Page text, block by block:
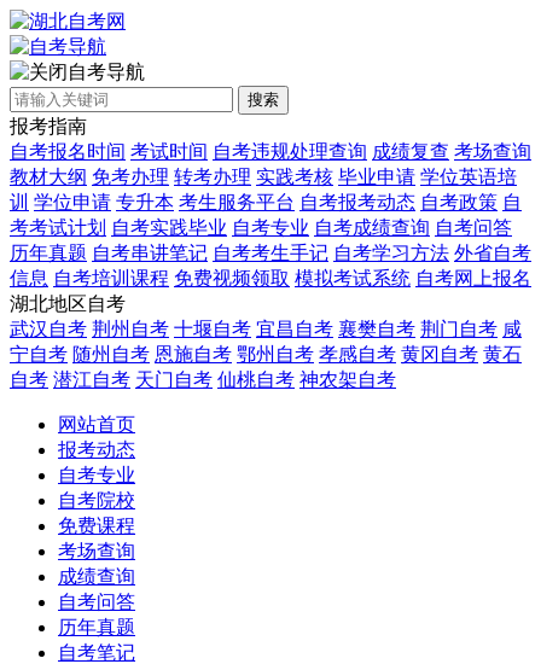
自考导航
搜索
报考指南
自考报名时间 考试时间 自考违规处理查询 成绩复查 考场查询
教材大纲 免考办理 转考办理 实践考核 毕业申请 学位英语培
训 学位申请 专升本 考生服务平台 自考报考动态 自考政策 自
考考试计划 自考实践毕业 自考专业 自考成绩查询 自考问答
历年真题 自考串讲笔记 自考考生手记 自考学习方法 外省自考
信息 自考培训课程 免费视频领取 模拟考试系统 自考网上报名
湖北地区自考
武汉自考 荆州自考 十堰自考 宜昌自考 襄樊自考 荆门自考 咸
宁自考 随州自考 恩施自考 鄂州自考 孝感自考 黄冈自考 黄石
自考 潜江自考 天门自考 仙桃自考 神农架自考
网站首页
报考动态
自考专业
自考院校
免费课程
考场查询
成绩查询
自考问答
历年真题
自考笔记